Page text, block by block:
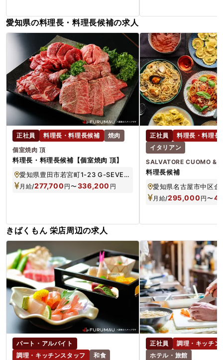
愛知県の料理長・料理長候補の求人
正社員 料理長・料理長候補
焼肉
個室焼肉 頂
料理長・料理長候補【個室焼肉 頂】
愛知県豊田市若宮町1-23 G-SEVENS TOYOTA 6F
月給/277,700 円〜336,200 円
正社員
料理長・料理長
イタリアン
SALVATORE CUOMO &
料理長候補
月給/295,000 円〜
きばくもん 栄店周辺の求人
パート・アルバイト
調理・キッチンスタッフ
和食
正社員
調理・キッチン
ホテル・旅館